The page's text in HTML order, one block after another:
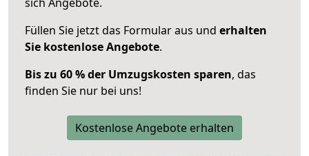
Füllen Sie jetzt das Formular aus und erhalten
Sie kostenlose Angebote.
Bis zu 60 % der Umzugskosten sparen, das
finden Sie nur bei uns!
Kostenlose Angebote erhalten